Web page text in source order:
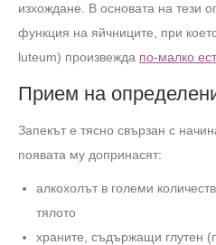
изхождане. В основата на тези
функция на яйчниците, при
luteum) произвежда по-малко
Прием на
Запекът е тясно свързан с
появата му допринасят:
алкохолът в големи
тялото
храните, съдържащи глутен